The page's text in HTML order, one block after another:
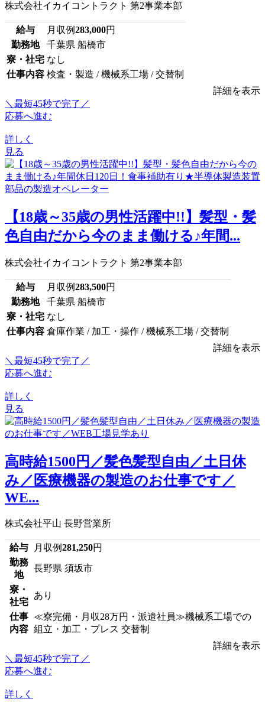
株式会社イカイコントラクト 第2事業本部
給与 月収例283,000円
勤務地
千葉県 船橋市
寮・社宅 なし
仕事内容 検査・製造 / 機械系工場 / 交替制
詳細を表示
＼最短45秒で完了／
応募へ進む
詳しく
見る
【18歳～35歳の男性活躍中!!】髪型・髪
色自由だから今のまま働ける♪年間...
株式会社イカイコントラクト 第2事業本部
給与 月収例283,500円
勤務地
千葉県 船橋市
寮・社宅 なし
仕事内容 倉庫作業 / 加工・操作 / 機械系工場 / 交替制
詳細を表示
＼最短45秒で完了／
応募へ進む
詳しく
見る
高時給1500円／髪色髪型自由／土日休
み／医療機器の製造のお仕事です／
WE...
株式会社平山 長野営業所
給与 月収例281,250円
勤務
地
長野県 須坂市
寮・
社宅
あり
仕事
内容
≪寮完備・月収28万円・派遣社員≫機械系工場での
組立・加工・プレス 交替制
詳細を表示
＼最短45秒で完了／
応募へ進む
詳しく